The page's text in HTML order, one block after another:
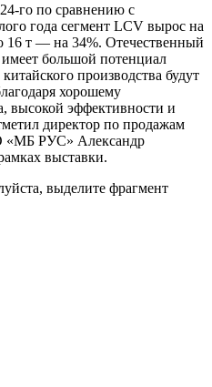
го по сравнению с
года сегмент LCV вырос на
16 т — на 34%. Отечественный
большой потенциал
производства будут
хорошему
высокой эффективности и
директор по продажам
«МБ РУС» Александр
выставки.
выделите фрагмент